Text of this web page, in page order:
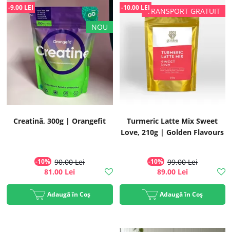
Creatină, 300g | Orangefit
-10% 90.00 Lei
-9.00 LEI
81.00 Lei
Adaugă în Coș
Turmeric Latte Mix Sweet
Love, 210g | Golden Flavours
-10% 99.00 Lei
-10.00 LEI
89.00 Lei
Adaugă în Coș